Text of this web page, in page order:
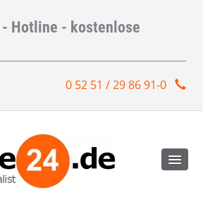
- Hotline - kostenlose
0 52 51 / 29 86 91-0